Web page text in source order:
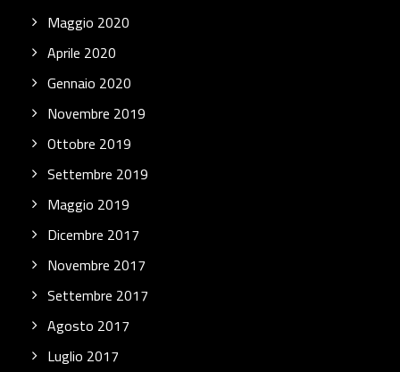
Maggio 2020
Aprile 2020
Gennaio 2020
Novembre 2019
Ottobre 2019
Settembre 2019
Maggio 2019
Dicembre 2017
Novembre 2017
Settembre 2017
Agosto 2017
Luglio 2017